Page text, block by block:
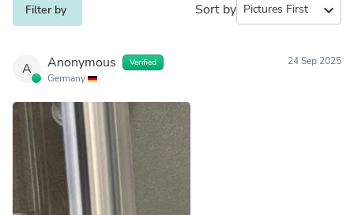
Filter by Sort by expand_more
A Anonymous Verified
Germany
24 Sep 2025